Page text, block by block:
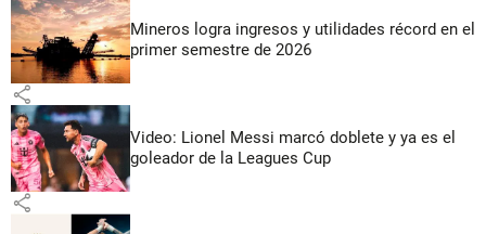
Mineros logra ingresos y utilidades récord en el
primer semestre de 2026
share
Video: Lionel Messi marcó doblete y ya es el
goleador de la Leagues Cup
share